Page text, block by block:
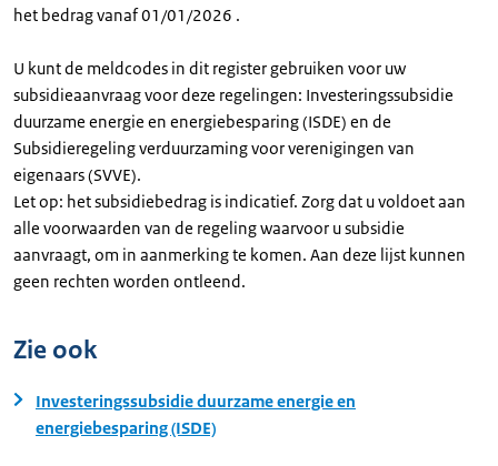
het bedrag vanaf 01/01/2026 .
U kunt de meldcodes in dit register gebruiken voor uw
subsidieaanvraag voor deze regelingen: Investeringssubsidie
duurzame energie en energiebesparing (ISDE) en de
Subsidieregeling verduurzaming voor verenigingen van
eigenaars (SVVE).
Let op: het subsidiebedrag is indicatief. Zorg dat u voldoet aan
alle voorwaarden van de regeling waarvoor u subsidie
aanvraagt, om in aanmerking te komen. Aan deze lijst kunnen
geen rechten worden ontleend.
Zie ook
Investeringssubsidie duurzame energie en
energiebesparing (ISDE)